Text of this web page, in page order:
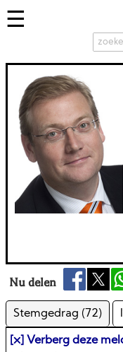
Nu delen
Stemgedrag (72)
[⛌] Verberg deze